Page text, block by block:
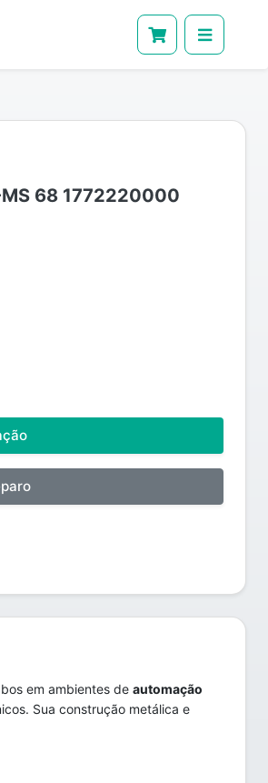
MS 68 1772220000
em ambientes de automação
Sua construção metálica e